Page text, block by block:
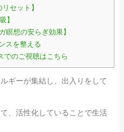
セット】
】
瞑想の安らぎ効果】
スを整える
でのご視聴はこちら
ギーが集結し、出入りをして
、活性化していることで生活